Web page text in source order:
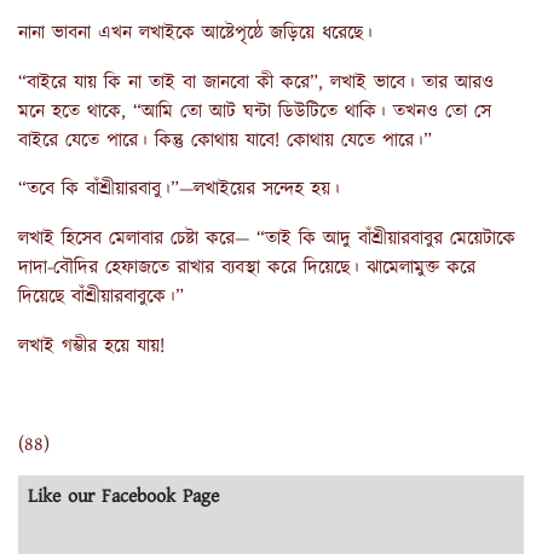
নানা ভাবনা এখন লখাইকে আষ্টেপৃষ্ঠে জড়িয়ে ধরেছে।
“বাইরে যায় কি না তাই বা জানবো কী করে”, লখাই ভাবে। তার আরও
মনে হতে থাকে, “আমি তো আট ঘন্টা ডিউটিতে থাকি। তখনও তো সে
বাইরে যেতে পারে। কিন্তু কোথায় যাবে! কোথায় যেতে পারে।”
“তবে কি বাঁশ্রীয়ারবাবু।”—লখাইয়ের সন্দেহ হয়।
লখাই হিসেব মেলাবার চেষ্টা করে— “তাই কি আদু বাঁশ্রীয়ারবাবুর মেয়েটাকে
দাদা-বৌদির হেফাজতে রাখার ব্যবস্থা করে দিয়েছে। ঝামেলামুক্ত করে
দিয়েছে বাঁশ্রীয়ারবাবুকে।”
লখাই গম্ভীর হয়ে যায়!
(88)
Like our Facebook Page